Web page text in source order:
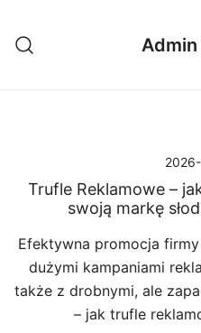
treści
Trufle Reklamowe –
swoją markę
Efektywna promocja
dużymi kampaniami
także z drobnymi, ale
– jak trufle